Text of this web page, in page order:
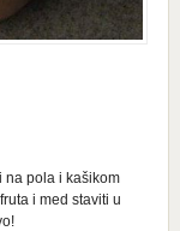
na pola i kašikom
i med staviti u